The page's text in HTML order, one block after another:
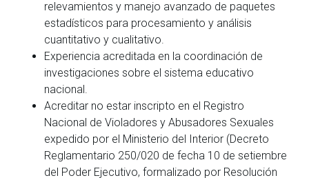
relevamientos y manejo avanzado de paquetes
estadísticos para procesamiento y análisis
cuantitativo y cualitativo.
Experiencia acreditada en la coordinación de
investigaciones sobre el sistema educativo
nacional.
Acreditar no estar inscripto en el Registro
Nacional de Violadores y Abusadores Sexuales
expedido por el Ministerio del Interior (Decreto
Reglamentario 250/020 de fecha 10 de setiembre
del Poder Ejecutivo, formalizado por Resolución